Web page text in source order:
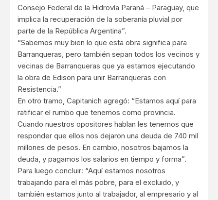
Consejo Federal de la Hidrovía Paraná – Paraguay, que
implica la recuperación de la soberanía pluvial por
parte de la República Argentina”.
“Sabemos muy bien lo que esta obra significa para
Barranqueras, pero también sepan todos los vecinos y
vecinas de Barranqueras que ya estamos ejecutando
la obra de Edison para unir Barranqueras con
Resistencia.”
En otro tramo, Capitanich agregó: “Estamos aquí para
ratificar el rumbo que tenemos como provincia.
Cuando nuestros opositores hablan les tenemos que
responder que ellos nos dejaron una deuda de 740 mil
millones de pesos. En cambio, nosotros bajamos la
deuda, y pagamos los salarios en tiempo y forma”.
Para luego concluir: “Aquí estamos nosotros
trabajando para el más pobre, para el excluido, y
también estamos junto al trabajador, al empresario y al